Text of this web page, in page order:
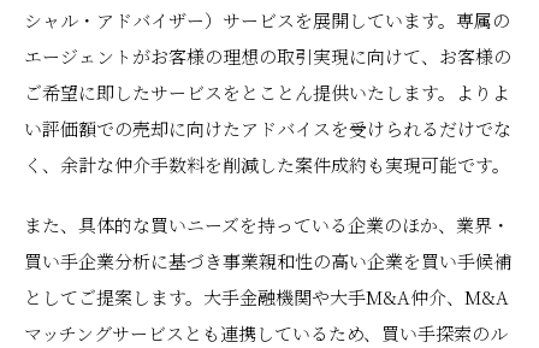
シャル・アドバイザー）サービスを展開しています。専属の
エージェントがお客様の理想の取引実現に向けて、お客様の
ご希望に即したサービスをとことん提供いたします。よりよ
い評価額での売却に向けたアドバイスを受けられるだけでな
く、余計な仲介手数料を削減した案件成約も実現可能です。
また、具体的な買いニーズを持っている企業のほか、業界・
買い手企業分析に基づき事業親和性の高い企業を買い手候補
としてご提案します。大手金融機関や大手M&A仲介、M&A
マッチングサービスとも連携しているため、買い手探索のル